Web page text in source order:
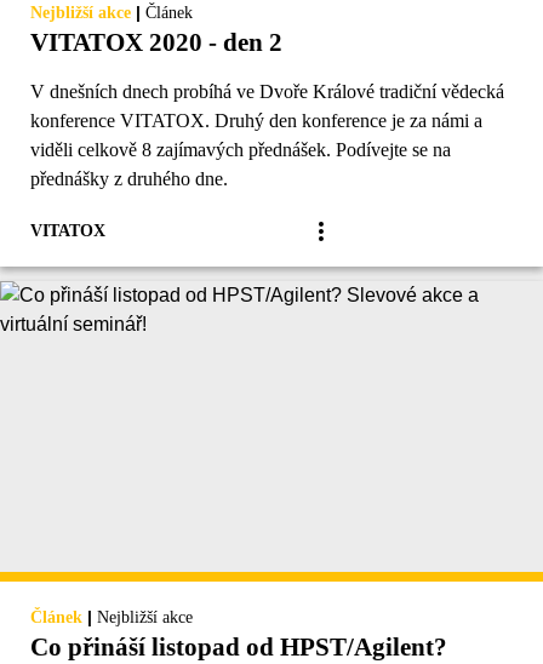
Nejbližší akce | Článek
VITATOX 2020 - den 2
V dnešních dnech probíhá ve Dvoře Králové tradiční vědecká
konference VITATOX. Druhý den konference je za námi a
viděli celkově 8 zajímavých přednášek. Podívejte se na
přednášky z druhého dne.
VITATOX
Článek | Nejbližší akce
Co přináší listopad od HPST/Agilent?